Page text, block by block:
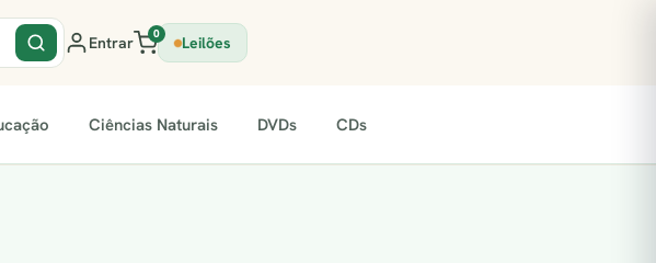
Entrar 0 Leilões
Ciências Naturais DVDs CDs